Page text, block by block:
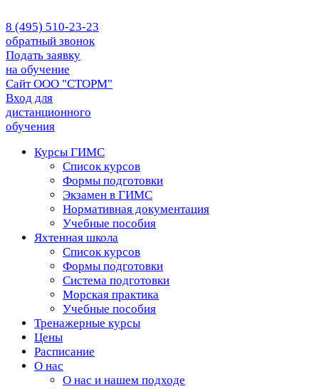
8 (495) 510-23-23
обратный звонок
Подать заявку
на обучение
Сайт ООО "СТОРМ"
Вход для
дистанционного
обучения
Курсы ГИМС
Список курсов
Формы подготовки
Экзамен в ГИМС
Нормативная документация
Учебные пособия
Яхтенная школа
Список курсов
Формы подготовки
Cистема подготовки
Морская практика
Учебные пособия
Тренажерные курсы
Цены
Расписание
О нас
О нас и нашем подходе